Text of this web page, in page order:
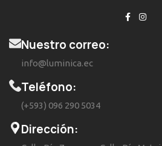
Nuestro correo:
info@luminica.ec
Teléfono:
(+593) 096 290 5034
Dirección: